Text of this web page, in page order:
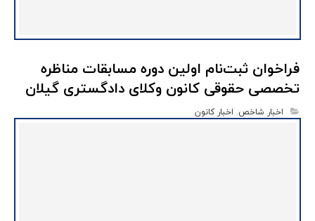
فراخوان ثبت‌نام اولین دوره مسابقات مناظره
تخصصی حقوقی کانون وکلای دادگستری گیلان
اخبار شاخص, اخبار کانون